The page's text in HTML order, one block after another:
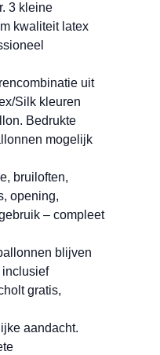
3 kleine
kwaliteit latex
uit
Silk kleuren
Bedrukte
mogelijk
bruiloften,
opening,
– compleet
blijven
inclusief
gratis,
aandacht.